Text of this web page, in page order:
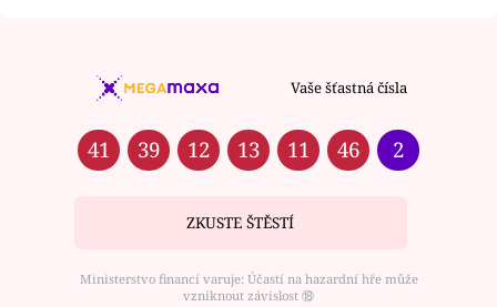
Vaše šťastná čísla
41 39 12 13 11 46 2
ZKUSTE ŠTĚSTÍ
Ministerstvo financí varuje: Účastí na hazardní hře může
vzniknout závislost ⑱